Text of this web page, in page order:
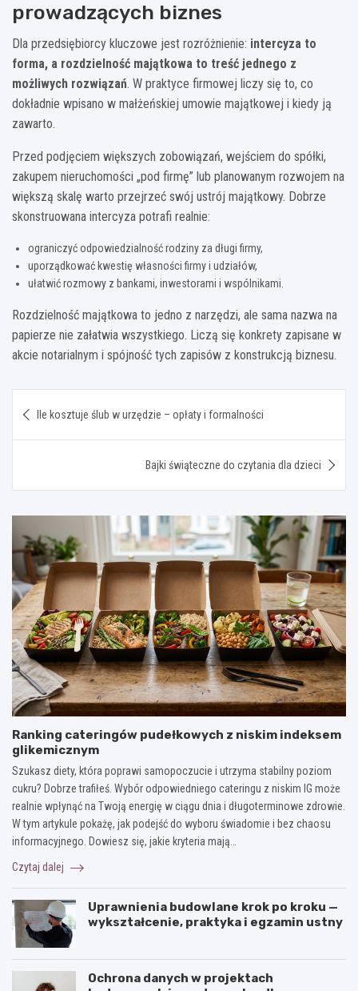
prowadzących biznes
Dla przedsiębiorcy kluczowe jest rozróżnienie: intercyza to
forma, a rozdzielność majątkowa to treść jednego z
możliwych rozwiązań. W praktyce firmowej liczy się to, co
dokładnie wpisano w małżeńskiej umowie majątkowej i kiedy ją
zawarto.
Przed podjęciem większych zobowiązań, wejściem do spółki,
zakupem nieruchomości „pod firmę” lub planowanym rozwojem na
większą skalę warto przejrzeć swój ustrój majątkowy. Dobrze
skonstruowana intercyza potrafi realnie:
ograniczyć odpowiedzialność rodziny za długi firmy,
uporządkować kwestię własności firmy i udziałów,
ułatwić rozmowy z bankami, inwestorami i wspólnikami.
Rozdzielność majątkowa to jedno z narzędzi, ale sama nazwa na
papierze nie załatwia wszystkiego. Liczą się konkrety zapisane w
akcie notarialnym i spójność tych zapisów z konstrukcją biznesu.
wpisu
Ile kosztuje ślub w urzędzie – opłaty i formalności
Bajki świąteczne do czytania dla dzieci
Ranking cateringów pudełkowych z niskim indeksem
glikemicznym
Szukasz diety, która poprawi samopoczucie i utrzyma stabilny poziom
cukru? Dobrze trafiłeś. Wybór odpowiedniego cateringu z niskim IG może
realnie wpłynąć na Twoją energię w ciągu dnia i długoterminowe zdrowie.
W tym artykule pokażę, jak podejść do wyboru świadomie i bez chaosu
informacyjnego. Dowiesz się, jakie kryteria mają…
Czytaj dalej
Uprawnienia budowlane krok po kroku —
wykształcenie, praktyka i egzamin ustny
Ochrona danych w projektach